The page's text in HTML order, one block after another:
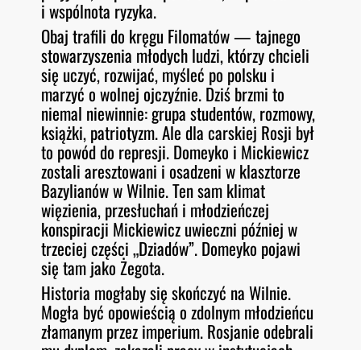
i wspólnota ryzyka.
Obaj trafili do kręgu Filomatów — tajnego
stowarzyszenia młodych ludzi, którzy chcieli
się uczyć, rozwijać, myśleć po polsku i
marzyć o wolnej ojczyźnie. Dziś brzmi to
niemal niewinnie: grupa studentów, rozmowy,
książki, patriotyzm. Ale dla carskiej Rosji był
to powód do represji. Domeyko i Mickiewicz
zostali aresztowani i osadzeni w klasztorze
Bazylianów w Wilnie. Ten sam klimat
więzienia, przesłuchań i młodzieńczej
konspiracji Mickiewicz uwieczni później w
trzeciej części „Dziadów”. Domeyko pojawi
się tam jako Żegota.
Historia mogłaby się skończyć na Wilnie.
Mogła być opowieścią o zdolnym młodzieńcu
złamanym przez imperium. Rosjanie odebrali